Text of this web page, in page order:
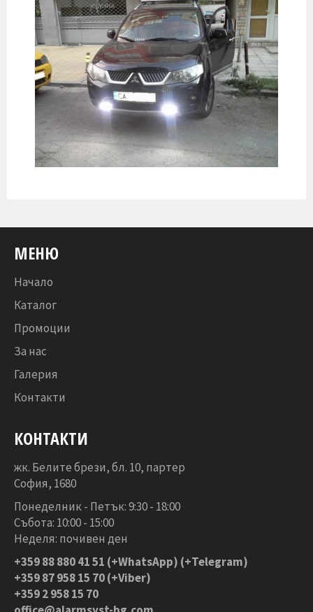
МЕНЮ
Начало
Каталог
Промоции
За нас
Галерия
Контакти
КОНТАКТИ
жк. Белите брези, бл. 10, партер
София, 1680
Понеделник - Петък: 9:30 - 18:00
Събота: 10:00 - 15:00
Неделя: почивен ден
+359 88 880 41 51 (+WhatsApp) (+Telegram)
+359 87 958 15 70 (+Viber)
+359 2 958 15 70